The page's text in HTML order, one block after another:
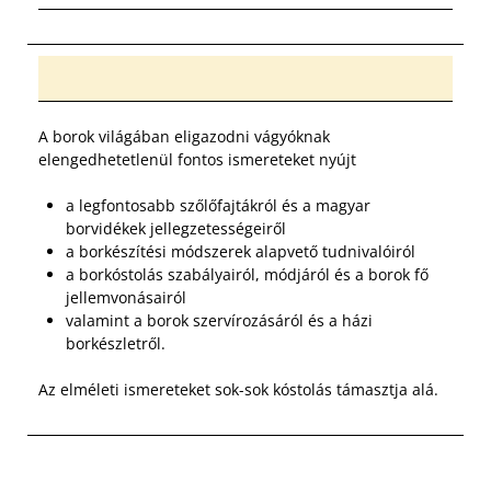
A borok világában eligazodni vágyóknak
elengedhetetlenül fontos ismereteket nyújt
a legfontosabb szőlőfajtákról és a magyar
borvidékek jellegzetességeiről
a borkészítési módszerek alapvető tudnivalóiról
a borkóstolás szabályairól, módjáról és a borok fő
jellemvonásairól
valamint a borok szervírozásáról és a házi
borkészletről.
Az elméleti ismereteket sok-sok kóstolás támasztja alá.